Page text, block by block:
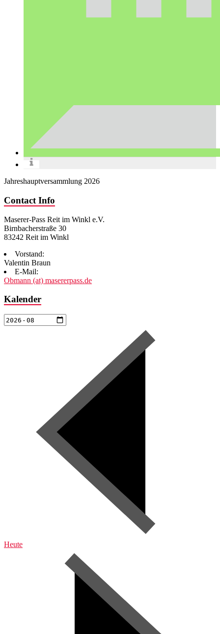
Jahreshauptversammlung 2026
Contact Info
Maserer-Pass Reit im Winkl e.V.
Birnbacherstraße 30
83242 Reit im Winkl
Vorstand:
Valentin Braun
E-Mail:
Obmann (at) masererpass.de
Kalender
Heute